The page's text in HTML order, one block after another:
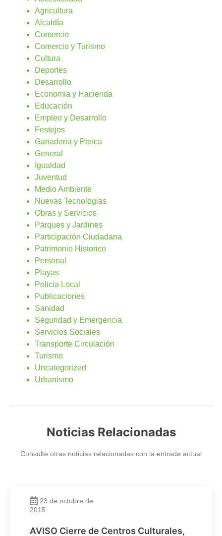
Agricultura
Alcaldía
Comercio
Comercio y Turismo
Cultura
Deportes
Desarrollo
Economia y Hacienda
Educación
Empleo y Desarrollo
Festejos
Ganaderia y Pesca
General
Igualdad
Juventud
Medio Ambiente
Nuevas Tecnologias
Obras y Servicios
Parques y Jardines
Participación Ciudadana
Patrimonio Historico
Personal
Playas
Policia Local
Publicaciones
Sanidad
Seguridad y Emergencia
Servicios Sociales
Transporte Circulación
Turismo
Uncategorized
Urbanismo
Noticias Relacionadas
Consulte otras noticias relacionadas con la entrada actual
23 de octubre de
2015
AVISO Cierre de Centros Culturales,